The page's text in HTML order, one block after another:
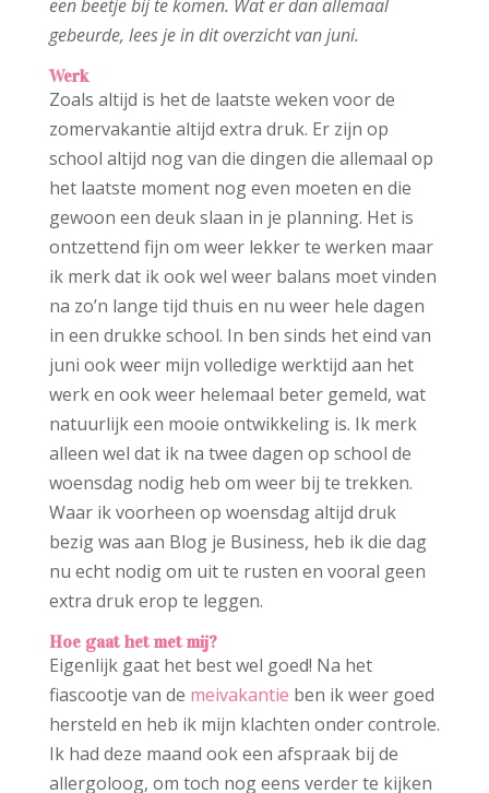
een beetje bij te komen. Wat er dan allemaal
gebeurde, lees je in dit overzicht van juni.
Werk
Zoals altijd is het de laatste weken voor de
zomervakantie altijd extra druk. Er zijn op
school altijd nog van die dingen die allemaal op
het laatste moment nog even moeten en die
gewoon een deuk slaan in je planning. Het is
ontzettend fijn om weer lekker te werken maar
ik merk dat ik ook wel weer balans moet vinden
na zo’n lange tijd thuis en nu weer hele dagen
in een drukke school. In ben sinds het eind van
juni ook weer mijn volledige werktijd aan het
werk en ook weer helemaal beter gemeld, wat
natuurlijk een mooie ontwikkeling is. Ik merk
alleen wel dat ik na twee dagen op school de
woensdag nodig heb om weer bij te trekken.
Waar ik voorheen op woensdag altijd druk
bezig was aan Blog je Business, heb ik die dag
nu echt nodig om uit te rusten en vooral geen
extra druk erop te leggen.
Hoe gaat het met mij?
Eigenlijk gaat het best wel goed! Na het
fiascootje van de meivakantie ben ik weer goed
hersteld en heb ik mijn klachten onder controle.
Ik had deze maand ook een afspraak bij de
allergoloog, om toch nog eens verder te kijken